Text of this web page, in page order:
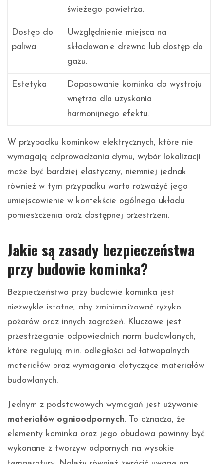
świeżego powietrza.
Dostęp do
paliwa
Uwzględnienie miejsca na
składowanie drewna lub dostęp do
gazu.
Estetyka
Dopasowanie kominka do wystroju
wnętrza dla uzyskania
harmonijnego efektu.
W przypadku kominków elektrycznych, które nie
wymagają odprowadzania dymu, wybór lokalizacji
może być bardziej elastyczny, niemniej jednak
również w tym przypadku warto rozważyć jego
umiejscowienie w kontekście ogólnego układu
pomieszczenia oraz dostępnej przestrzeni.
Jakie są zasady bezpieczeństwa
przy budowie kominka?
Bezpieczeństwo przy budowie kominka jest
niezwykle istotne, aby zminimalizować ryzyko
pożarów oraz innych zagrożeń. Kluczowe jest
przestrzeganie odpowiednich norm budowlanych,
które regulują m.in. odległości od łatwopalnych
materiałów oraz wymagania dotyczące materiałów
budowlanych.
Jednym z podstawowych wymagań jest używanie
materiałów ognioodpornych. To oznacza, że
elementy kominka oraz jego obudowa powinny być
wykonane z tworzyw odpornych na wysokie